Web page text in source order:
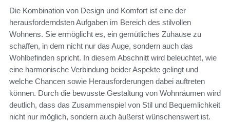
Die Kombination von Design und Komfort ist eine der
herausforderndsten Aufgaben im Bereich des stilvollen
Wohnens. Sie ermöglicht es, ein gemütliches Zuhause zu
schaffen, in dem nicht nur das Auge, sondern auch das
Wohlbefinden spricht. In diesem Abschnitt wird beleuchtet, wie
eine harmonische Verbindung beider Aspekte gelingt und
welche Chancen sowie Herausforderungen dabei auftreten
können. Durch die bewusste Gestaltung von Wohnräumen wird
deutlich, dass das Zusammenspiel von Stil und Bequemlichkeit
nicht nur möglich, sondern auch äußerst wünschenswert ist.